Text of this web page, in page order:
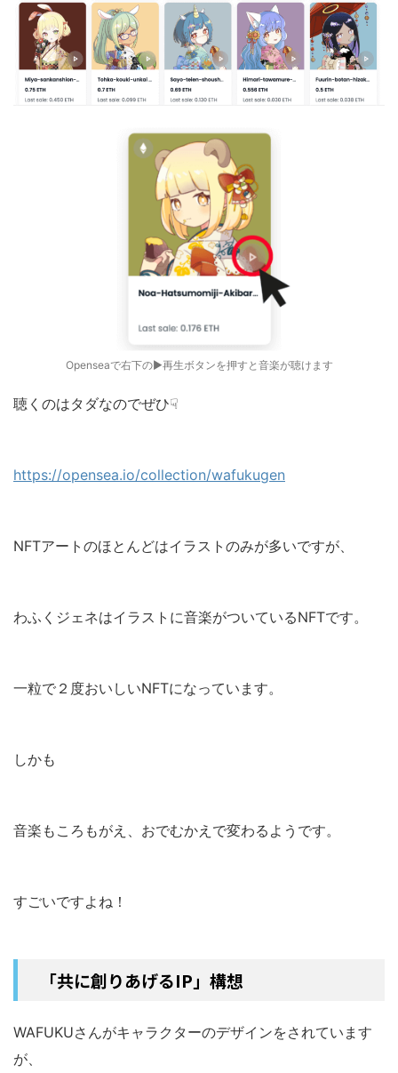
Openseaで右下の▶︎再生ボタンを押すと音楽が聴けます
聴くのはタダなのでぜひ☟
https://opensea.io/collection/wafukugen
NFTアートのほとんどはイラストのみが多いですが、
わふくジェネはイラストに音楽がついているNFTです。
一粒で２度おいしいNFTになっています。
しかも
音楽もころもがえ、おでむかえで変わるようです。
すごいですよね！
「共に創りあげるIP」構想
WAFUKUさんがキャラクターのデザインをされています
が、